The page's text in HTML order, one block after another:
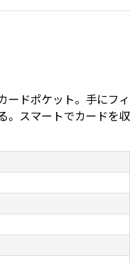
ードポケット。手にフィ
。スマートでカードを収